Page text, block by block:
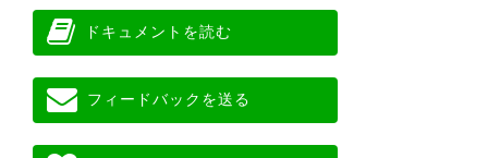
ドキュメントを読む
フィードバックを送る